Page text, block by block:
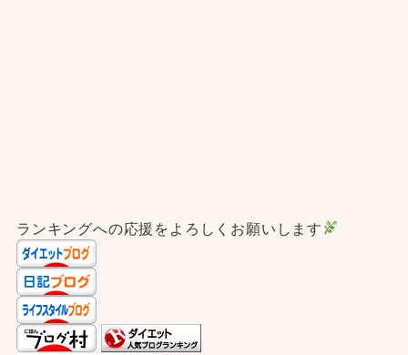
ランキングへの応援をよろしくお願いします